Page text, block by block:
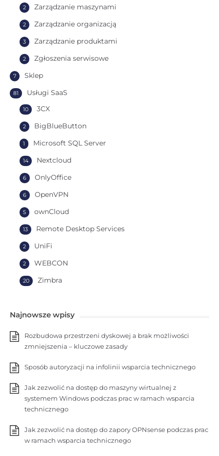
Zarządzanie maszynami
2
Zarządzanie organizacją
2
Zarządzanie produktami
3
Zgłoszenia serwisowe
2
Sklep
7
Usługi SaaS
81
3CX
10
BigBlueButton
2
Microsoft SQL Server
1
Nextcloud
14
OnlyOffice
6
OpenVPN
6
ownCloud
5
Remote Desktop Services
13
UniFi
2
WEBCON
2
Zimbra
20
Najnowsze wpisy
Rozbudowa przestrzeni dyskowej a brak możliwości
zmniejszenia – kluczowe zasady
Sposób autoryzacji na infolinii wsparcia technicznego
Jak zezwolić na dostęp do maszyny wirtualnej z
systemem Windows podczas prac w ramach wsparcia
technicznego
Jak zezwolić na dostęp do zapory OPNsense podczas prac
w ramach wsparcia technicznego